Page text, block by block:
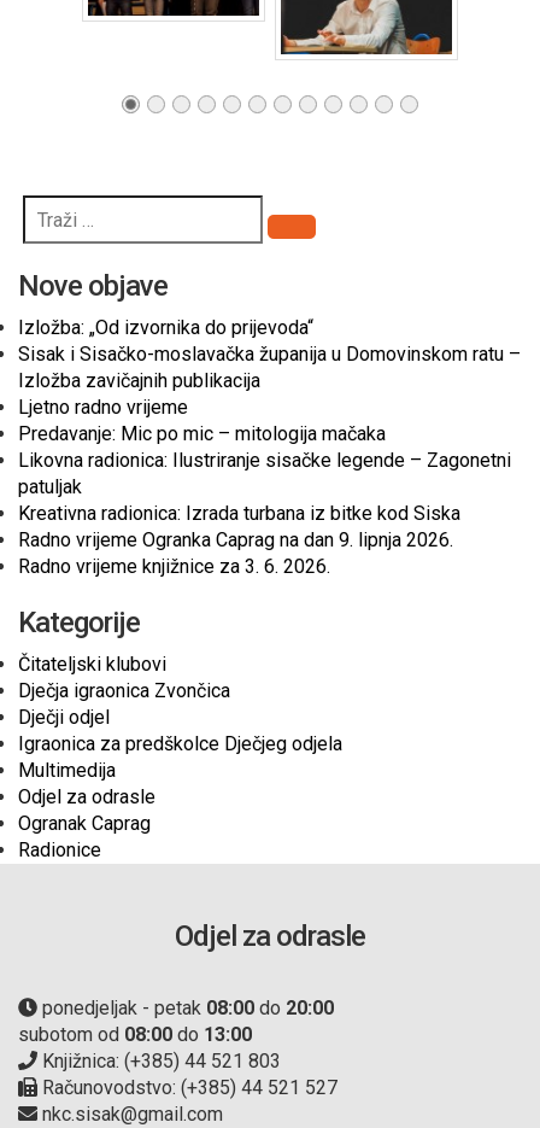
Pretraži
Nove objave
Izložba: „Od izvornika do prijevoda“
Sisak i Sisačko-moslavačka županija u Domovinskom ratu –
Izložba zavičajnih publikacija
Ljetno radno vrijeme
Predavanje: Mic po mic – mitologija mačaka
Likovna radionica: Ilustriranje sisačke legende – Zagonetni
patuljak
Kreativna radionica: Izrada turbana iz bitke kod Siska
Radno vrijeme Ogranka Caprag na dan 9. lipnja 2026.
Radno vrijeme knjižnice za 3. 6. 2026.
Kategorije
Čitateljski klubovi
Dječja igraonica Zvončica
Dječji odjel
Igraonica za predškolce Dječjeg odjela
Multimedija
Odjel za odrasle
Ogranak Caprag
Radionice
Odjel za odrasle
ponedjeljak - petak 08:00 do 20:00
subotom od 08:00 do 13:00
Knjižnica: (+385) 44 521 803
Računovodstvo: (+385) 44 521 527
nkc.sisak@gmail.com